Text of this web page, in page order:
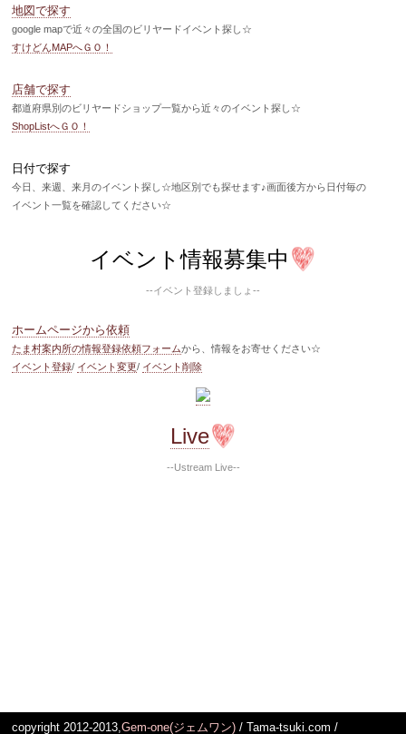
地図で探す
google mapで近々の全国のビリヤードイベント探し☆
すけどんMAPへＧＯ！
店舗で探す
都道府県別のビリヤードショップ一覧から近々のイベント探し☆
ShopListへＧＯ！
日付で探す
今日、来週、来月のイベント探し☆地区別でも探せます♪画面後方から日付毎の
イベント一覧を確認してください☆
イベント情報募集中
--イベント登録しましょ--
ホームページから依頼
たま村案内所の情報登録依頼フォームから、情報をお寄せください☆
イベント登録/ イベント変更/ イベント削除
Live
--Ustream Live--
copyright 2012-2013,Gem-one(ジェムワン) / Tama-tsuki.com /